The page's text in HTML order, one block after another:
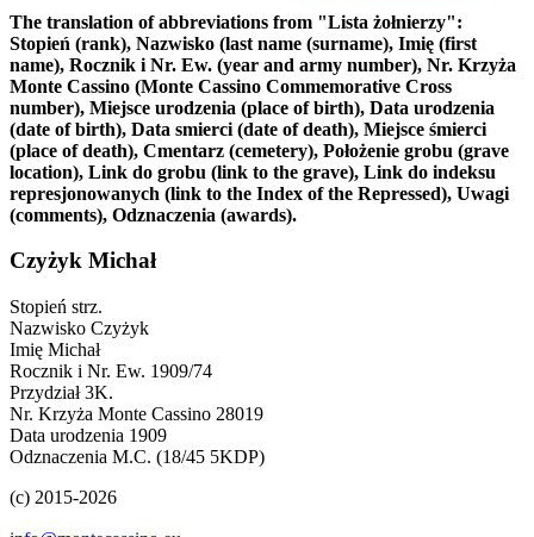
The translation of abbreviations from "Lista żołnierzy":
Stopień (rank), Nazwisko (last name (surname), Imię (first
name), Rocznik i Nr. Ew. (year and army number), Nr. Krzyża
Monte Cassino (Monte Cassino Commemorative Cross
number), Miejsce urodzenia (place of birth), Data urodzenia
(date of birth), Data smierci (date of death), Miejsce śmierci
(place of death), Cmentarz (cemetery), Położenie grobu (grave
location), Link do grobu (link to the grave), Link do indeksu
represjonowanych (link to the Index of the Repressed), Uwagi
(comments), Odznaczenia (awards).
Czyżyk Michał
Stopień strz.
Nazwisko Czyżyk
Imię Michał
Rocznik i Nr. Ew. 1909/74
Przydział 3K.
Nr. Krzyża Monte Cassino 28019
Data urodzenia 1909
Odznaczenia M.C. (18/45 5KDP)
(c) 2015-2026